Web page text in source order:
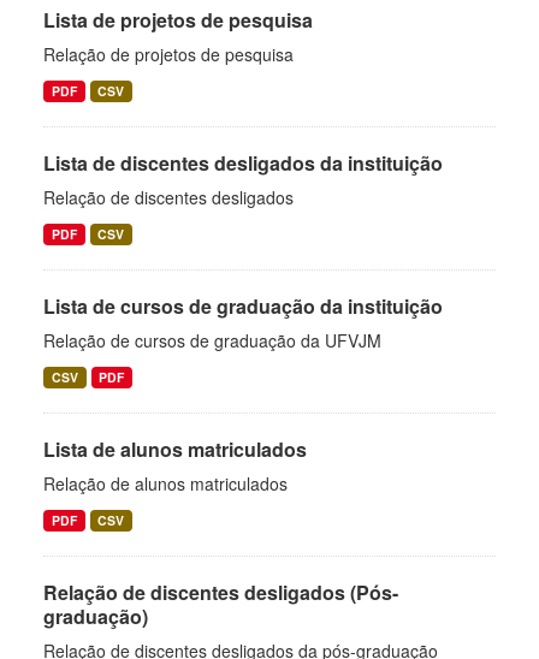
Lista de projetos de pesquisa
Relação de projetos de pesquisa
PDF CSV
Lista de discentes desligados da instituição
Relação de discentes desligados
PDF CSV
Lista de cursos de graduação da instituição
Relação de cursos de graduação da UFVJM
CSV PDF
Lista de alunos matriculados
Relação de alunos matriculados
PDF CSV
Relação de discentes desligados (Pós-
graduação)
Relação de discentes desligados da pós-graduação